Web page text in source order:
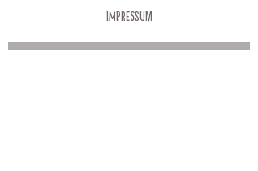
einen gesunden Beckenboden aufgebaut wird, mittels
Impressum